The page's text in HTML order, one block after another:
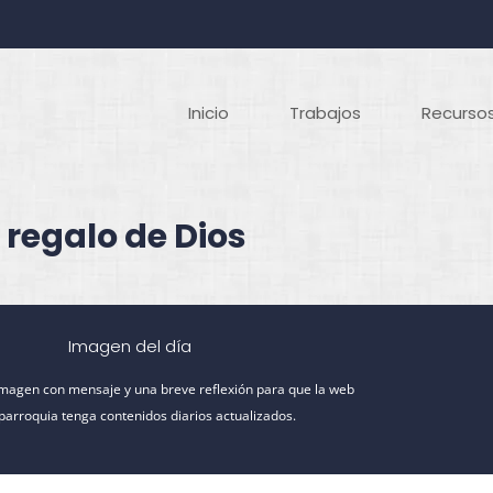
de Dios
Inicio Trabajos
Imagen del día
con mensaje y una breve reflexión para que la web
tenga contenidos diarios actualizados.